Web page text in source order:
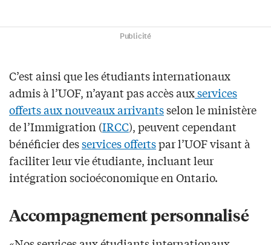
Publicité
C’est ainsi que les étudiants internationaux
admis à l’UOF, n’ayant pas accès auxservices
offerts aux nouveaux arrivantsselon le ministère
de l’Immigration (IRCC), peuvent cependant
bénéficier desservices offertspar l’UOF visant à
faciliter leur vie étudiante, incluant leur
intégration socioéconomique en Ontario.
Accompagnement personnalisé